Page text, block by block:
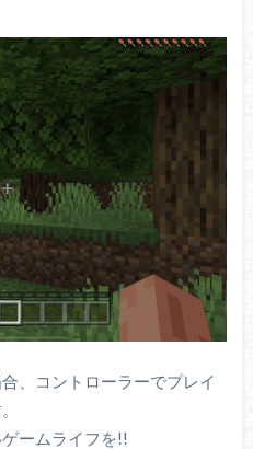
、コントローラーでプレイ
ームライフを!!